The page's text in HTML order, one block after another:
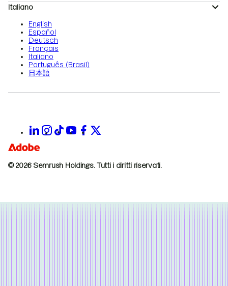
Italiano
English
Español
Deutsch
Français
Italiano
Português (Brasil)
日本語
© 2026 Semrush Holdings. Tutti i diritti riservati.